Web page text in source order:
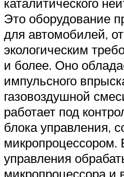
Это оборудование
для автомобилей,
экологическим
и более. Оно
импульсного
газовоздушной
работает под
блока управления,
микропроцессором.
управления
микропроцессора и